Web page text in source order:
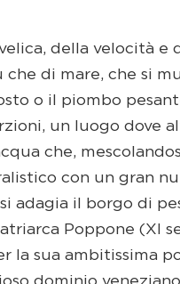
della velocità e
di mare, che si
o il piombo
un luogo dove
che,
con un gran
adagia il borgo di
Poppone (XI
la sua ambitissima